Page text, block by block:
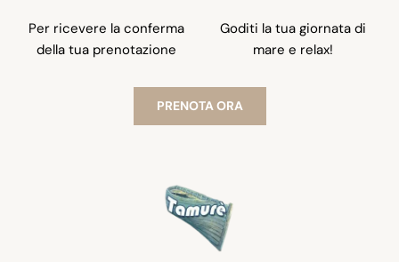
Per ricevere la conferma
della tua prenotazione
Goditi la tua giornata di
mare e relax!
PRENOTA ORA